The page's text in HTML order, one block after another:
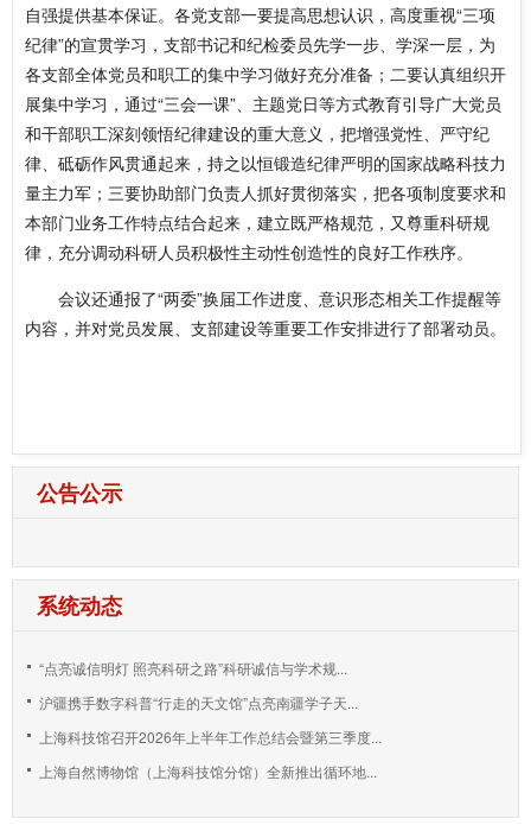
自强提供基本保证。各党支部一要提高思想认识，高度重视“三项
纪律”的宣贯学习，支部书记和纪检委员先学一步、学深一层，为
各支部全体党员和职工的集中学习做好充分准备；二要认真组织开
展集中学习，通过“三会一课”、主题党日等方式教育引导广大党员
和干部职工深刻领悟纪律建设的重大意义，把增强党性、严守纪
律、砥砺作风贯通起来，持之以恒锻造纪律严明的国家战略科技力
量主力军；三要协助部门负责人抓好贯彻落实，把各项制度要求和
本部门业务工作特点结合起来，建立既严格规范，又尊重科研规
律，充分调动科研人员积极性主动性创造性的良好工作秩序。
会议还通报了“两委”换届工作进度、意识形态相关工作提醒等
内容，并对党员发展、支部建设等重要工作安排进行了部署动员。
公告公示
系统动态
“点亮诚信明灯 照亮科研之路”科研诚信与学术规...
沪疆携手数字科普“行走的天文馆”点亮南疆学子天...
上海科技馆召开2026年上半年工作总结会暨第三季度...
上海自然博物馆（上海科技馆分馆）全新推出循环地...